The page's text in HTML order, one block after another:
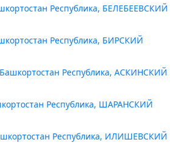
Республика, БЕЛЕБЕЕВСКИЙ
Республика, БИРСКИЙ
Республика, АСКИНСКИЙ
Республика, ШАРАНСКИЙ
Республика, ИЛИШЕВСКИЙ